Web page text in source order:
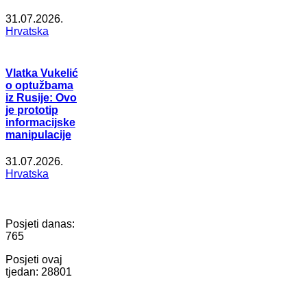
31.07.2026.
Hrvatska
Vlatka Vukelić
o optužbama
iz Rusije: Ovo
je prototip
informacijske
manipulacije
31.07.2026.
Hrvatska
Posjeti danas:
765
Posjeti ovaj
tjedan: 28801